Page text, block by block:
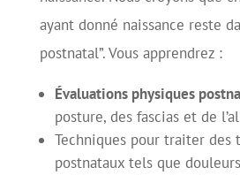
ayant donné naissance reste
postnatal”. Vous apprendrez :
Évaluations physiques
posture, des fascias et de
Techniques pour traiter des
postnataux tels que